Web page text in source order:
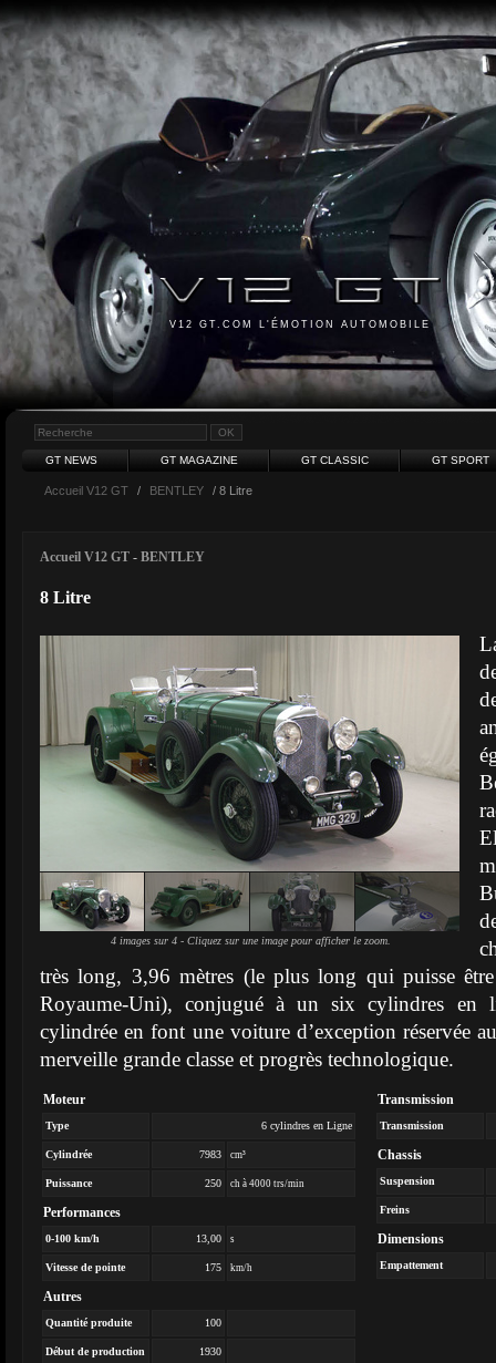
V12 GT.COM L'ÉMOTION AUTOMOBILE
GT NEWS GT MAGAZINE GT CLASSIC GT SPORT
Accueil V12 GT / BENTLEY / 8 Litre
Accueil V12 GT - BENTLEY
8 Litre
4 images sur 4 - Cliquez sur une image pour afficher le zoom.
très long, 3,96 mètres (le plus long qui puisse
Royaume-Uni), conjugué à un six cylindres en
cylindrée en font une voiture d’exception réservée
merveille grande classe et progrès technologique.
Moteur
Type 6 cylindres en Ligne
Cylindrée 7983 cm³
Puissance 250 ch à 4000 trs/min
Performances
0-100 km/h 13,00 s
Vitesse de pointe 175 km/h
Autres
Quantité produite 100
Début de production 1930
Transmission
Transmission
Chassis
Suspension
Freins
Dimensions
Empattement